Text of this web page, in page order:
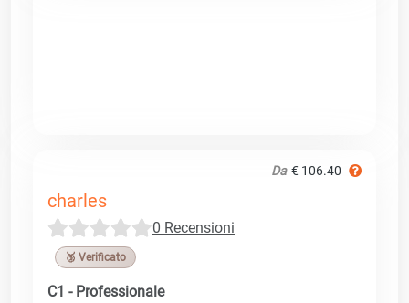
Da € 106.40
charles
0 Recensioni
🥉 Verificato
C1 - Professionale